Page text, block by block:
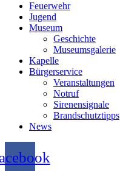
Feuerwehr
Jugend
Museum
Geschichte
Museumsgalerie
Kapelle
Bürgerservice
Veranstaltungen
Notruf
Sirenensignale
Brandschutztipps
News